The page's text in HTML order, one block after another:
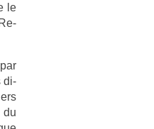
le
di­
du